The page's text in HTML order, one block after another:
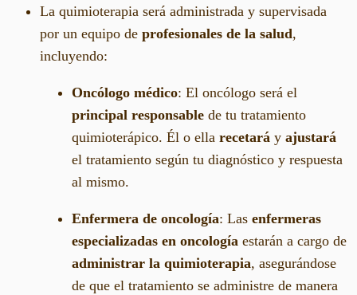
La quimioterapia será administrada y supervisada
por un equipo de profesionales de la salud,
incluyendo:
Oncólogo médico: El oncólogo será el
principal responsable de tu tratamiento
quimioterápico. Él o ella recetará y ajustará
el tratamiento según tu diagnóstico y respuesta
al mismo.
Enfermera de oncología: Las enfermeras
especializadas en oncología estarán a cargo de
administrar la quimioterapia, asegurándose
de que el tratamiento se administre de manera